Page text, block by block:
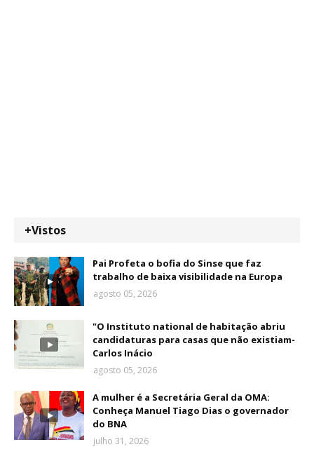
+Vistos
Pai Profeta o bofia do Sinse que faz
trabalho de baixa visibilidade na Europa
agosto 05, 2026
"O Instituto national de habitação abriu
candidaturas para casas que não existiam-
Carlos Inácio
agosto 05, 2026
A mulher é a Secretária Geral da OMA:
Conheça Manuel Tiago Dias o governador
do BNA
julho 31, 2026